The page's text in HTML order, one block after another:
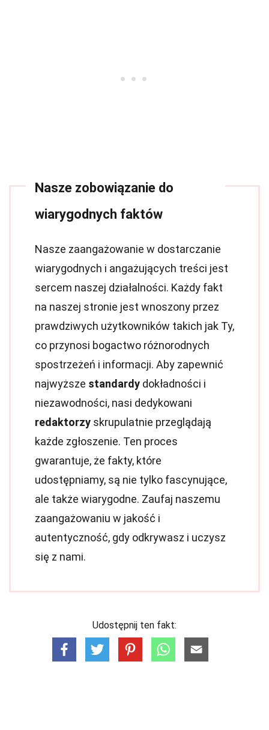
Nasze zobowiązanie do
wiarygodnych faktów
Nasze zaangażowanie w dostarczanie
wiarygodnych i angażujących treści jest
sercem naszej działalności. Każdy fakt
na naszej stronie jest wnoszony przez
prawdziwych użytkowników takich jak Ty,
co przynosi bogactwo różnorodnych
spostrzeżeń i informacji. Aby zapewnić
najwyższe standardy dokładności i
niezawodności, nasi dedykowani
redaktorzy skrupulatnie przeglądają
każde zgłoszenie. Ten proces
gwarantuje, że fakty, które
udostępniamy, są nie tylko fascynujące,
ale także wiarygodne. Zaufaj naszemu
zaangażowaniu w jakość i
autentyczność, gdy odkrywasz i uczysz
się z nami.
Udostępnij ten fakt: